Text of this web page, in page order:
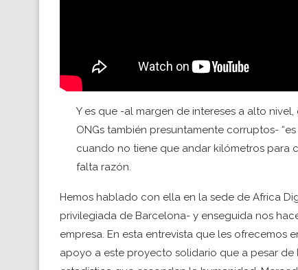
Y es que -al margen de intereses a alto
ONGs también presuntamente corruptos-
cuando no tiene que andar kilómetros para
falta razón.
Hemos hablado con ella en la sede de Africa
privilegiada de Barcelona- y enseguida nos
empresa. En esta entrevista que les ofrecemos
apoyo a este proyecto solidario que a pesar